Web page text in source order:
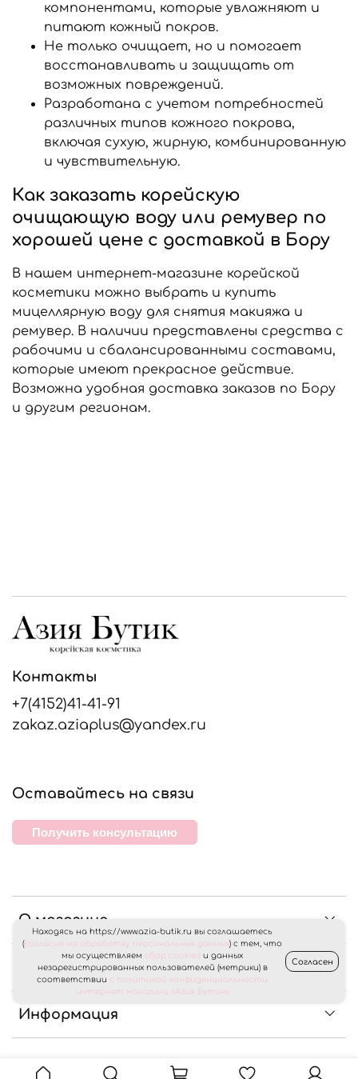
компонентами, которые увлажняют и
питают кожный покров.
Не только очищает, но и помогает
восстанавливать и защищать от
возможных повреждений.
Разработана с учетом потребностей
различных типов кожного покрова,
включая сухую, жирную, комбинированную
и чувствительную.
Как заказать корейскую
очищающую воду или ремувер по
хорошей цене с доставкой в Бору
В нашем интернет-магазине корейской
косметики можно выбрать и купить
мицеллярную воду для снятия макияжа и
ремувер. В наличии представлены средства с
рабочими и сбалансированными составами,
которые имеют прекрасное действие.
Возможна удобная доставка заказов по Бору
и другим регионам.
О магазине
Клиентам
Информация
Контакты
+7(4152)41-41-91
zakaz.aziaplus@yandex.ru
Оставайтесь на связи
Получить консультацию
Находясь на https://www.azia-butik.ru вы соглашаетесь
(согласие на обработку персональных данных) с тем, что
мы осуществляем сбор cookies и данных
незарегистрированных пользователей (метрики) в
соответствии с политикой конфиденциальности
интернет магазина «Азия Бутик»
Согласен